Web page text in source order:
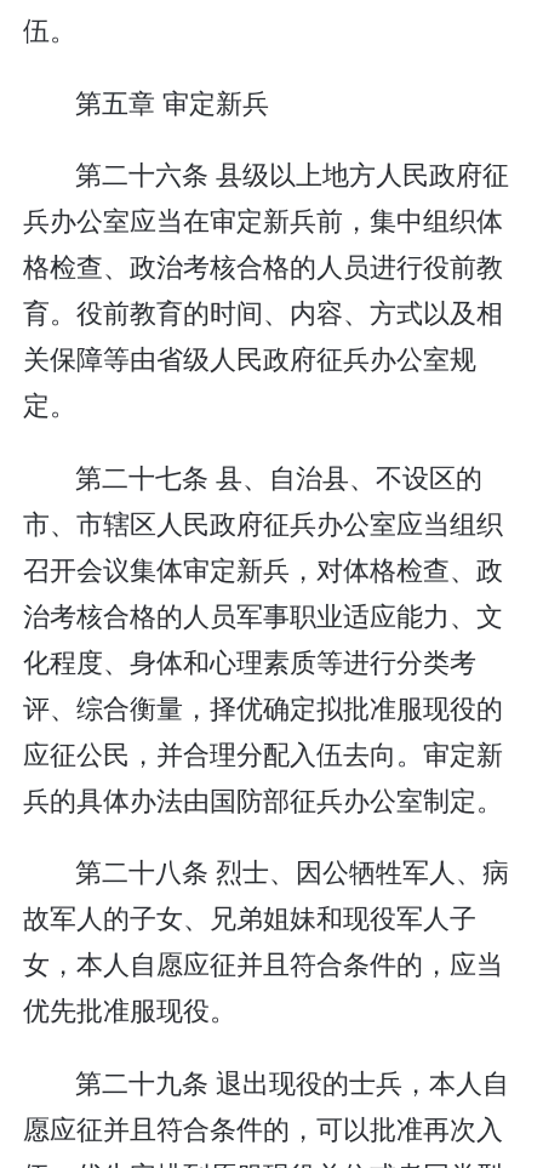
伍。
第五章 审定新兵
第二十六条 县级以上地方人民政府征
兵办公室应当在审定新兵前，集中组织体
格检查、政治考核合格的人员进行役前教
育。役前教育的时间、内容、方式以及相
关保障等由省级人民政府征兵办公室规
定。
第二十七条 县、自治县、不设区的
市、市辖区人民政府征兵办公室应当组织
召开会议集体审定新兵，对体格检查、政
治考核合格的人员军事职业适应能力、文
化程度、身体和心理素质等进行分类考
评、综合衡量，择优确定拟批准服现役的
应征公民，并合理分配入伍去向。审定新
兵的具体办法由国防部征兵办公室制定。
第二十八条 烈士、因公牺牲军人、病
故军人的子女、兄弟姐妹和现役军人子
女，本人自愿应征并且符合条件的，应当
优先批准服现役。
第二十九条 退出现役的士兵，本人自
愿应征并且符合条件的，可以批准再次入